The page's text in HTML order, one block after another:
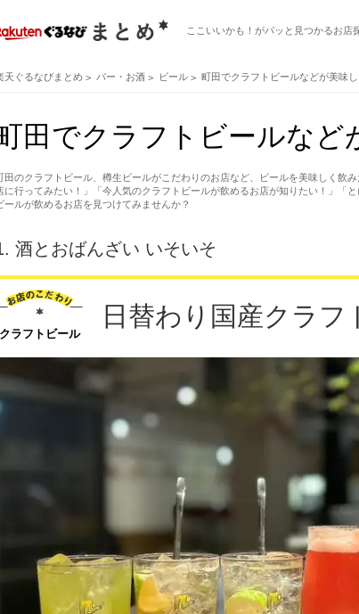
ここいいかも！がパッと見つかるお店
天ぐるなびまとめ バー・お酒 ビール 町田でクラフトビールなどが美味
田でクラフトビールなど
田のクラフトビール、樽生ビールがこだわりのお店など、ビールを美味しく飲
に行ってみたい！」「今人気のクラフトビールが飲めるお店が知りたい！」「
ールが飲めるお店を見つけてみませんか？
酒とおばんざい いそいそ
クラフトビール
日替わり国産クラ